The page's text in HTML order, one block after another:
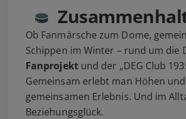
Ob Fanmärsche zum Dome,
Schippen im Winter – rund um die
Fanprojektund der „DEG Club
Gemeinsam erlebt man Höhen
gemeinsamen Erlebnis. Und im
Beziehungsglück.